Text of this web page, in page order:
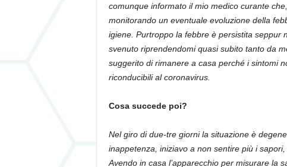
comunque informato il mio medico curante
monitorando un eventuale evoluzione della
igiene. Purtroppo la febbre è persistita seppur
svenuto riprendendomi quasi subito tanto da
suggerito di rimanere a casa perché i sintomi
riconducibili al coronavirus.
Cosa succede poi?
Nel giro di due-tre giorni la situazione è
inappetenza, iniziavo a non sentire più i
Avendo in casa l’apparecchio per misurare la